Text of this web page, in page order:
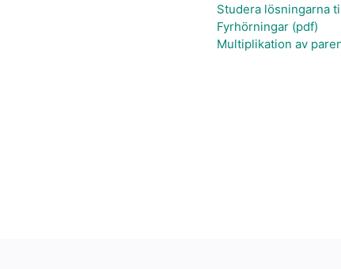
Studera lösningarna
Fyrhörningar (pdf)
Multiplikation av